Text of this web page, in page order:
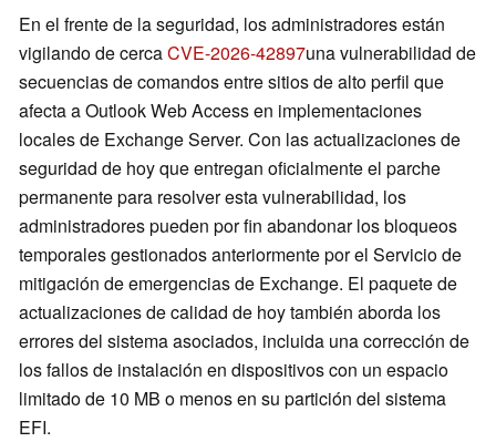
En el frente de la seguridad, los administradores están
vigilando de cercaCVE-2026-42897una vulnerabilidad de
secuencias de comandos entre sitios de alto perfil que
afecta a Outlook Web Access en implementaciones
locales de Exchange Server. Con las actualizaciones de
seguridad de hoy que entregan oficialmente el parche
permanente para resolver esta vulnerabilidad, los
administradores pueden por fin abandonar los bloqueos
temporales gestionados anteriormente por el Servicio de
mitigación de emergencias de Exchange. El paquete de
actualizaciones de calidad de hoy también aborda los
errores del sistema asociados, incluida una corrección de
los fallos de instalación en dispositivos con un espacio
limitado de 10 MB o menos en su partición del sistema
EFI.